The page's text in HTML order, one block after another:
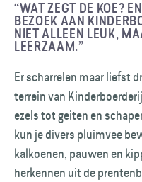
“WAT ZEGT DE KOE?
BEZOEK AAN
NIET ALLEEN LEUK,
LEERZAAM.”
Er scharrelen maar liefst
terrein van
ezels tot geiten en
kun je divers pluimvee
kalkoenen, pauwen en
herkennen uit de